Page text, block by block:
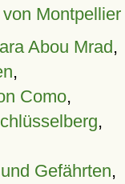
Montpellier
Abou Mrad,
,
Como,
,
Gefährten,